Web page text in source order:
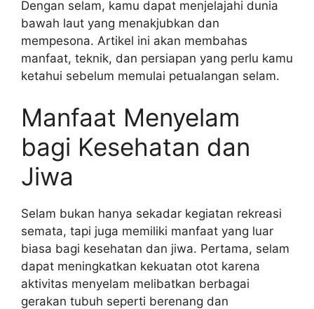
Dengan selam, kamu dapat menjelajahi dunia
bawah laut yang menakjubkan dan
mempesona. Artikel ini akan membahas
manfaat, teknik, dan persiapan yang perlu kamu
ketahui sebelum memulai petualangan selam.
Manfaat Menyelam
bagi Kesehatan dan
Jiwa
Selam bukan hanya sekadar kegiatan rekreasi
semata, tapi juga memiliki manfaat yang luar
biasa bagi kesehatan dan jiwa. Pertama, selam
dapat meningkatkan kekuatan otot karena
aktivitas menyelam melibatkan berbagai
gerakan tubuh seperti berenang dan